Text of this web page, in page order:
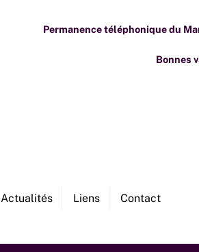
Actualités Liens Contact
Permanence téléphonique du
Bonnes